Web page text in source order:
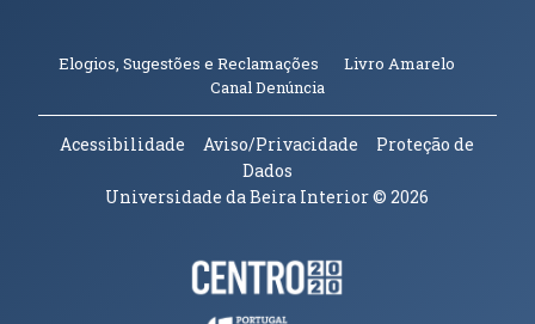
Elogios, Sugestões e Reclamações Livro Amarelo
Canal Denúncia(abre em nova janela)
Acessibilidade Aviso/Privacidade
Proteção de
Dados
Universidade da Beira Interior© 2026
Parceiros e Financiadores